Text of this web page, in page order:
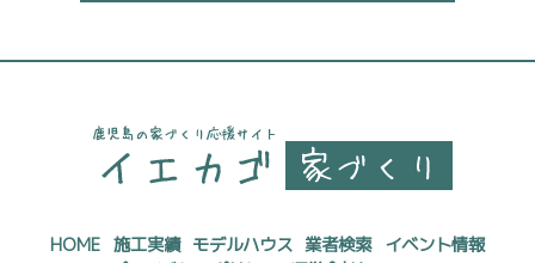
HOME 施工実績 モデルハウス 業者検索 イベント情報